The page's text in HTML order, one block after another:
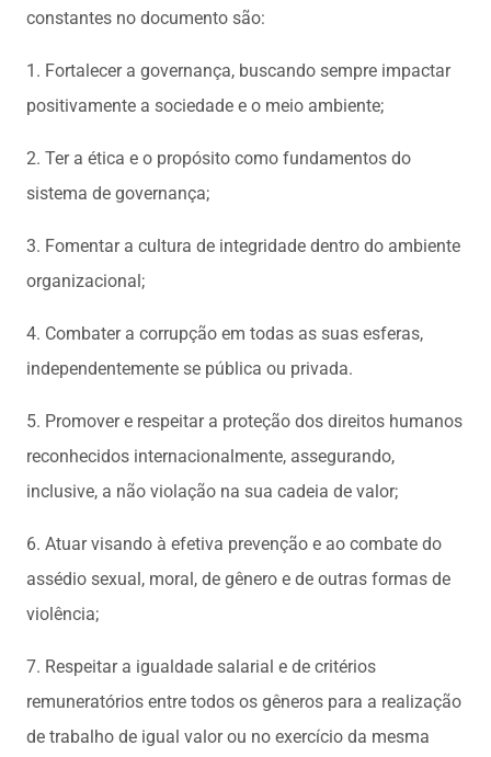
constantes no documento são:
1. Fortalecer a governança, buscando sempre impactar
positivamente a sociedade e o meio ambiente;
2. Ter a ética e o propósito como fundamentos do
sistema de governança;
3. Fomentar a cultura de integridade dentro do ambiente
organizacional;
4. Combater a corrupção em todas as suas esferas,
independentemente se pública ou privada.
5. Promover e respeitar a proteção dos direitos humanos
reconhecidos internacionalmente, assegurando,
inclusive, a não violação na sua cadeia de valor;
6. Atuar visando à efetiva prevenção e ao combate do
assédio sexual, moral, de gênero e de outras formas de
violência;
7. Respeitar a igualdade salarial e de critérios
remuneratórios entre todos os gêneros para a realização
de trabalho de igual valor ou no exercício da mesma